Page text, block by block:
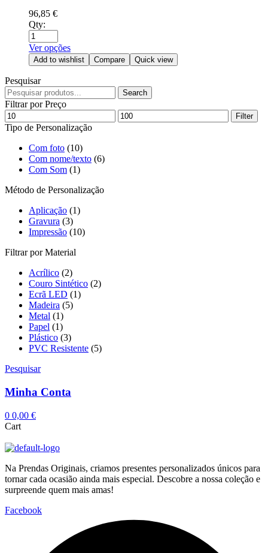
96,85 €
Qty:
Ver opções
Add to wishlist Compare Quick view
Pesquisar
Search
for:
Search
Filtrar por Preço
Min
price
Max
price
Filter
Tipo de Personalização
Com foto (10)
Com nome/texto (6)
Com Som (1)
Método de Personalização
Aplicação (1)
Gravura (3)
Impressão (10)
Filtrar por Material
Acrílico (2)
Couro Sintético (2)
Ecrã LED (1)
Madeira (5)
Metal (1)
Papel (1)
Plástico (3)
PVC Resistente (5)
Pesquisar
Minha Conta
0 0,00 €
Cart
Na Prendas Originais, criamos presentes personalizados únicos para
tornar cada ocasião ainda mais especial. Descobre a nossa coleção e
surpreende quem mais amas!
Facebook